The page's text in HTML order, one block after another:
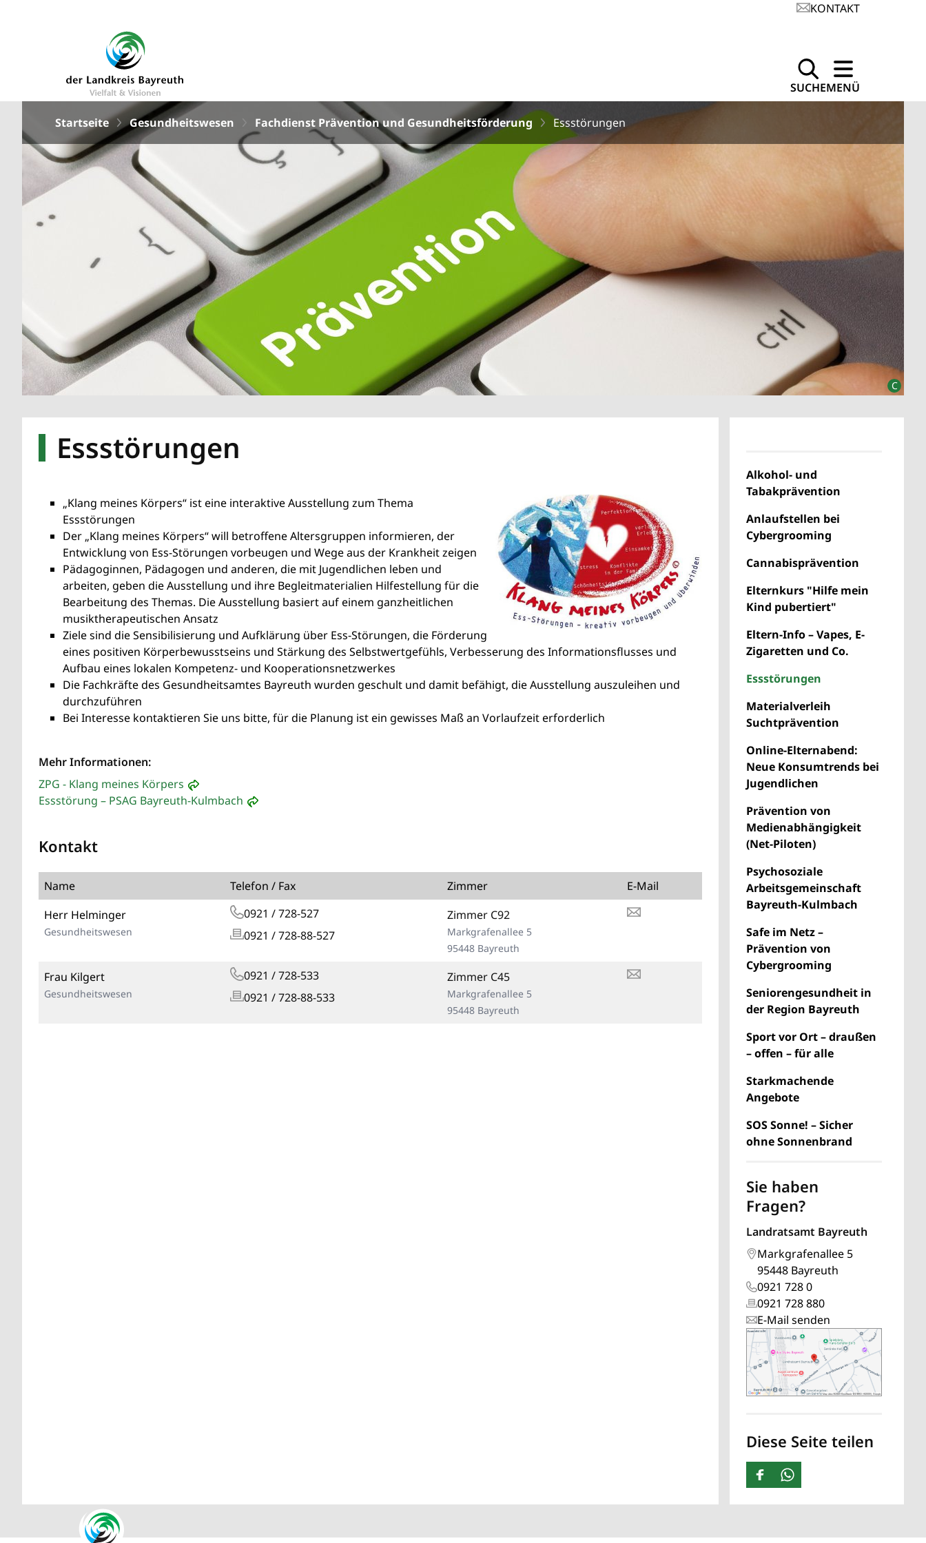
KONTAKT
SUCHEMENÜ
Startseite Gesundheitswesen Fachdienst Prävention und Gesundheitsförderung Essstörungen
Essstörungen
„Klang meines Körpers“ ist eine interaktive Ausstellung zum Thema
Essstörungen
Der „Klang meines Körpers“ will betroffene Altersgruppen informieren, der
Entwicklung von Ess-Störungen vorbeugen und Wege aus der Krankheit zeigen
Pädagoginnen, Pädagogen und anderen, die mit Jugendlichen leben und
arbeiten, geben die Ausstellung und ihre Begleitmaterialien Hilfestellung für die
Bearbeitung des Themas. Die Ausstellung basiert auf einem ganzheitlichen
musiktherapeutischen Ansatz
Ziele sind die Sensibilisierung und Aufklärung über Ess-Störungen, die Förderung
eines positiven Körperbewusstseins und Stärkung des Selbstwertgefühls, Verbesserung des Informationsflusses und
Aufbau eines lokalen Kompetenz- und Kooperationsnetzwerkes
Die Fachkräfte des Gesundheitsamtes Bayreuth wurden geschult und damit befähigt, die Ausstellung auszuleihen und
durchzuführen
Bei Interesse kontaktieren Sie uns bitte, für die Planung ist ein gewisses Maß an Vorlaufzeit erforderlich
Mehr Informationen:
ZPG - Klang meines Körpers
Essstörung – PSAG Bayreuth-Kulmbach
Kontakt
Name Telefon / Fax Zimmer
E-Mail
Herr Helminger
Gesundheitswesen
0921 / 728-527
0921 / 728-88-527
Zimmer C92
Markgrafenallee 5
95448 Bayreuth
Frau Kilgert
Gesundheitswesen
0921 / 728-533
0921 / 728-88-533
Zimmer C45
Markgrafenallee 5
95448 Bayreuth
Alkohol- und
Tabakprävention
Anlaufstellen bei
Cybergrooming
Cannabisprävention
Elternkurs "Hilfe mein
Kind pubertiert"
Eltern-Info – Vapes, E-
Zigaretten und Co.
Essstörungen
Materialverleih
Suchtprävention
Online-Elternabend:
Neue Konsumtrends bei
Jugendlichen
Prävention von
Medienabhängigkeit
(Net-Piloten)
Psychosoziale
Arbeitsgemeinschaft
Bayreuth-Kulmbach
Safe im Netz –
Prävention von
Cybergrooming
Seniorengesundheit in
der Region Bayreuth
Sport vor Ort – draußen
– offen – für alle
Starkmachende
Angebote
SOS Sonne! – Sicher
ohne Sonnenbrand
Sie haben
Fragen?
Landratsamt Bayreuth
Markgrafenallee 5
95448 Bayreuth
0921 728 0
0921 728 880
E-Mail senden
Diese Seite teilen